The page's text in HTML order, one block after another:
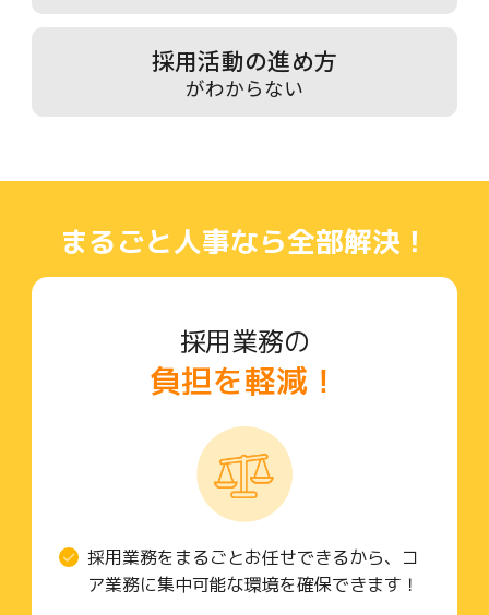
採用活動の進め方
がわからない
まるごと人事なら全部解決！
採用業務の
負担を軽減！
採用業務をまるごとお任せできるから、コ
ア業務に集中可能な環境を確保できます！